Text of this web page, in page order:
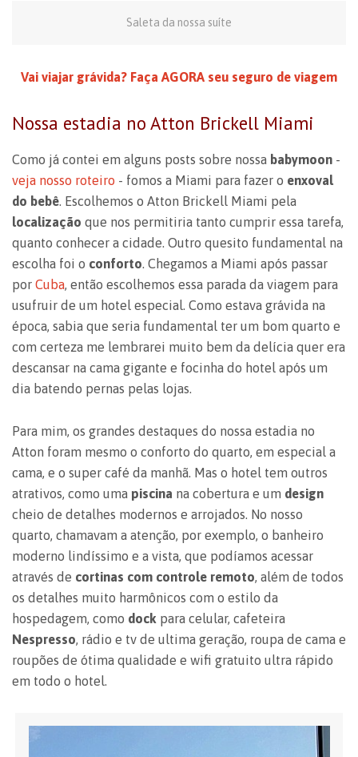
Saleta da nossa suíte
Vai viajar grávida? Faça AGORA seu seguro de viagem
Nossa estadia no Atton Brickell Miami
Como já contei em alguns posts sobre nossa babymoon -
veja nosso roteiro - fomos a Miami para fazer o enxoval
do bebê. Escolhemos o Atton Brickell Miami pela
localização que nos permitiria tanto cumprir essa tarefa,
quanto conhecer a cidade. Outro quesito fundamental na
escolha foi o conforto. Chegamos a Miami após passar
por Cuba, então escolhemos essa parada da viagem para
usufruir de um hotel especial. Como estava grávida na
época, sabia que seria fundamental ter um bom quarto e
com certeza me lembrarei muito bem da delícia quer era
descansar na cama gigante e focinha do hotel após um
dia batendo pernas pelas lojas.
Para mim, os grandes destaques do nossa estadia no
Atton foram mesmo o conforto do quarto, em especial a
cama, e o super café da manhã. Mas o hotel tem outros
atrativos, como uma piscina na cobertura e um design
cheio de detalhes modernos e arrojados. No nosso
quarto, chamavam a atenção, por exemplo, o banheiro
moderno lindíssimo e a vista, que podíamos acessar
através de cortinas com controle remoto, além de todos
os detalhes muito harmônicos com o estilo da
hospedagem, como dock para celular, cafeteira
Nespresso, rádio e tv de ultima geração, roupa de cama e
roupões de ótima qualidade e wifi gratuito ultra rápido
em todo o hotel.